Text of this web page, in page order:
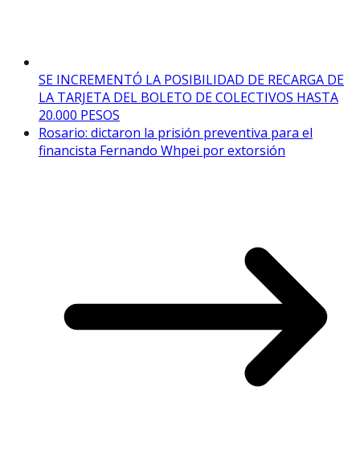
SE INCREMENTÓ LA POSIBILIDAD DE RECARGA DE
LA TARJETA DEL BOLETO DE COLECTIVOS HASTA
20.000 PESOS
Rosario: dictaron la prisión preventiva para el
financista Fernando Whpei por extorsión